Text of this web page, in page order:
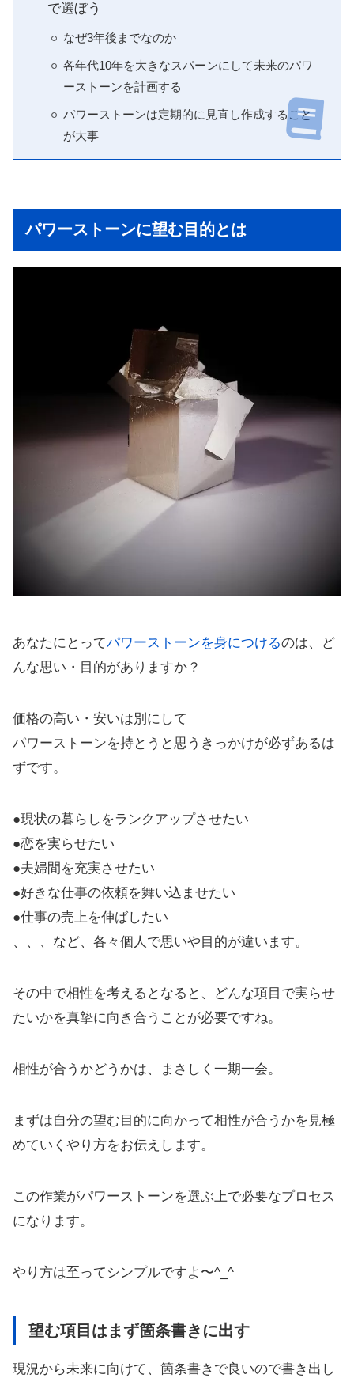
で選ぼう
なぜ3年後までなのか
各年代10年を大きなスパーンにして未来のパワ
ーストーンを計画する
パワーストーンは定期的に見直し作成すること
が大事
パワーストーンに望む目的とは
あなたにとってパワーストーンを身につけるのは、ど
んな思い・目的がありますか？
価格の高い・安いは別にして
パワーストーンを持とうと思うきっかけが必ずあるは
ずです。
●現状の暮らしをランクアップさせたい
●恋を実らせたい
●夫婦間を充実させたい
●好きな仕事の依頼を舞い込ませたい
●仕事の売上を伸ばしたい
、、、など、各々個人で思いや目的が違います。
その中で相性を考えるとなると、どんな項目で実らせ
たいかを真摯に向き合うことが必要ですね。
相性が合うかどうかは、まさしく一期一会。
まずは自分の望む目的に向かって相性が合うかを見極
めていくやり方をお伝えします。
この作業がパワーストーンを選ぶ上で必要なプロセス
になります。
やり方は至ってシンプルですよ〜^_^
望む項目はまず箇条書きに出す
現況から未来に向けて、箇条書きで良いので書き出し